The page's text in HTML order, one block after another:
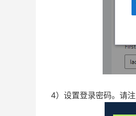
4）设置登录密码。请